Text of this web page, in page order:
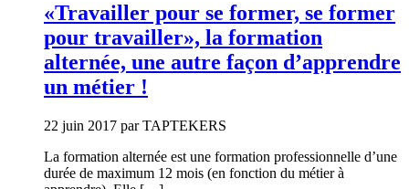
«Travailler pour se former, se former
pour travailler», la formation
alternée, une autre façon d’apprendre
un métier !
22 juin 2017 par TAPTEKERS
La formation alternée est une formation professionnelle d’une
durée de maximum 12 mois (en fonction du métier à